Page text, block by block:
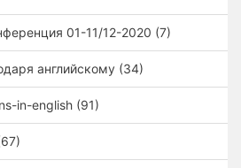
01-11/12-2020 (7)
английскому (34)
in-english (91)